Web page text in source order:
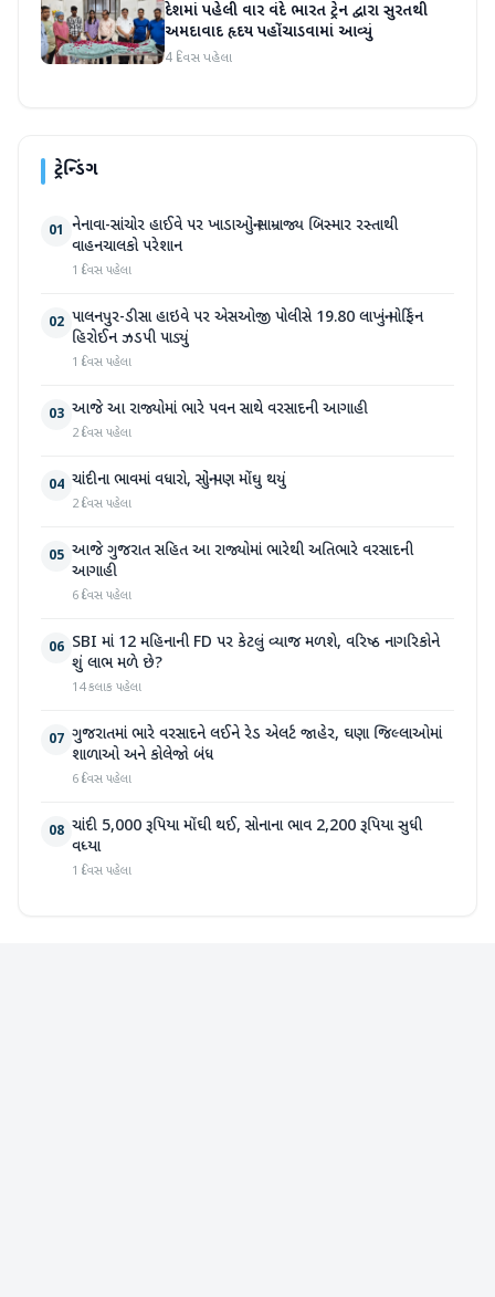
દેશમાં પહેલી વાર વંદે ભારત ટ્રેન દ્વારા સુરતથી
અમદાવાદ હૃદય પહોંચાડવામાં આવ્યું
4 દિવસ પહેલા
ટ્રેન્ડિંગ
01 નેનાવા-સાંચોર હાઈવે પર ખાડાઓનું સામ્રાજ્ય બિસ્માર રસ્તાથી
વાહનચાલકો પરેશાન
1 દિવસ પહેલા
02 પાલનપુર-ડીસા હાઇવે પર એસઓજી પોલીસે 19.80 લાખનું મોર્ફિન
હિરોઈન ઝડપી પાડ્યું
1 દિવસ પહેલા
03 આજે આ રાજ્યોમાં ભારે પવન સાથે વરસાદની આગાહી
2 દિવસ પહેલા
04 ચાંદીના ભાવમાં વધારો, સોનું પણ મોંઘુ થયું
2 દિવસ પહેલા
05 આજે ગુજરાત સહિત આ રાજ્યોમાં ભારેથી અતિભારે વરસાદની
આગાહી
6 દિવસ પહેલા
06 SBI માં 12 મહિનાની FD પર કેટલું વ્યાજ મળશે, વરિષ્ઠ નાગરિકોને
શું લાભ મળે છે?
14 કલાક પહેલા
07 ગુજરાતમાં ભારે વરસાદને લઈને રેડ એલર્ટ જાહેર, ઘણા જિલ્લાઓમાં
શાળાઓ અને કોલેજો બંધ
6 દિવસ પહેલા
08 ચાંદી 5,000 રૂપિયા મોંઘી થઈ, સોનાના ભાવ 2,200 રૂપિયા સુધી
વધ્યા
1 દિવસ પહેલા